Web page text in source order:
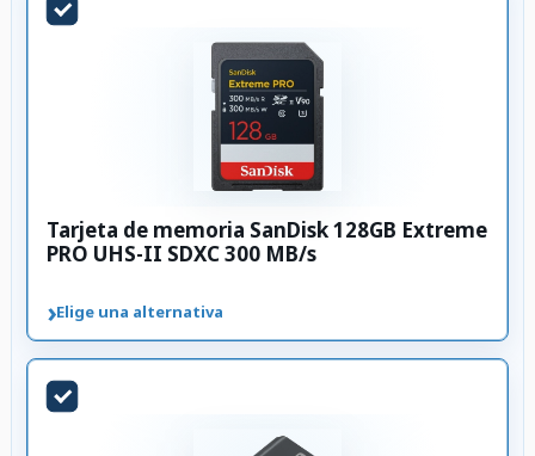
Tarjeta de memoria SanDisk 128GB Extreme
PRO UHS-II SDXC 300 MB/s
›Elige una alternativa